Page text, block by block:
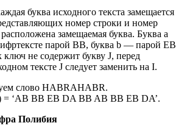
буква исходного текста замещается
номер строки и номер
замещаемая буква. Буква a
парой BB, буква b — парой EB
ключ не содержит букву J, перед
тексте J следует заменить на I.
слово HABRAHABR.
= ‘AB BB EB DA BB AB BB EB DA’.
Полибия